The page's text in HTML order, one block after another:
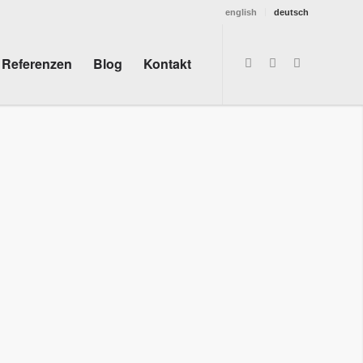
english deutsch
Referenzen Blog Kontakt